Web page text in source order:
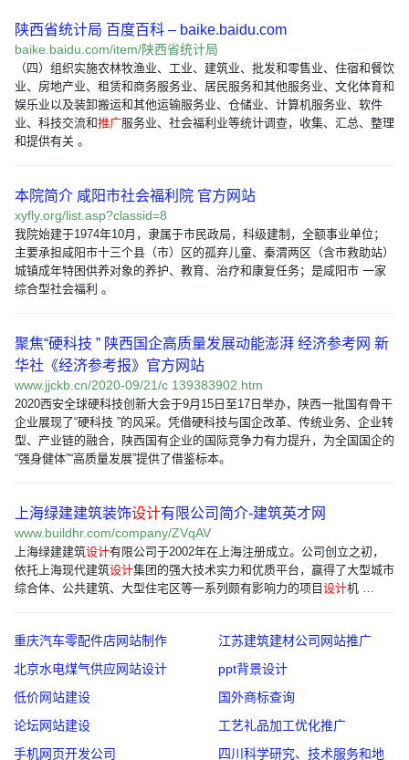
陕西省统计局 百度百科 – baike.baidu.com
baike.baidu.com/item/陕西省统计局
（四）组织实施农林牧渔业、工业、建筑业、批发和零售业、住宿和餐饮
业、房地产业、租赁和商务服务业、居民服务和其他服务业、文化体育和
娱乐业以及装卸搬运和其他运输服务业、仓储业、计算机服务业、软件
业、科技交流和推广服务业、社会福利业等统计调查，收集、汇总、整理
和提供有关 。
本院简介 咸阳市社会福利院 官方网站
xyfly.org/list.asp?classid=8
我院始建于1974年10月，隶属于市民政局，科级建制，全额事业单位；
主要承担咸阳市十三个县（市）区的孤弃儿童、秦渭两区（含市救助站）
城镇成年特困供养对象的养护、教育、治疗和康复任务；是咸阳市 一家
综合型社会福利 。
聚焦“硬科技 ” 陕西国企高质量发展动能澎湃 经济参考网 新
华社《经济参考报》官方网站
www.jjckb.cn/2020-09/21/c 139383902.htm
2020西安全球硬科技创新大会于9月15日至17日举办，陕西一批国有骨干
企业展现了“硬科技 ”的风采。凭借硬科技与国企改革、传统业务、企业转
型、产业链的融合，陕西国有企业的国际竞争力有力提升，为全国国企的
“强身健体”“高质量发展”提供了借鉴标本。
上海绿建建筑装饰设计有限公司简介-建筑英才网
www.buildhr.com/company/ZVqAV
上海绿建建筑设计有限公司于2002年在上海注册成立。公司创立之初，
依托上海现代建筑设计集团的强大技术实力和优质平台，赢得了大型城市
综合体、公共建筑、大型住宅区等一系列颇有影响力的项目 设计机 …
重庆汽车零配件店网站制作
江苏建筑建材公司网站推广
北京水电煤气供应网站设计
ppt背景设计
低价网站建设
国外商标查询
论坛网站建设
工艺礼品加工优化推广
手机网页开发公司
四川科学研究、技术服务和地